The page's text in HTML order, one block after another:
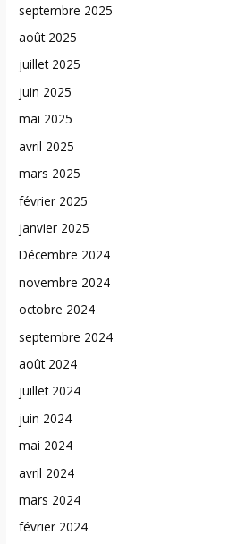
septembre 2025
août 2025
juillet 2025
juin 2025
mai 2025
avril 2025
mars 2025
février 2025
janvier 2025
Décembre 2024
novembre 2024
octobre 2024
septembre 2024
août 2024
juillet 2024
juin 2024
mai 2024
avril 2024
mars 2024
février 2024